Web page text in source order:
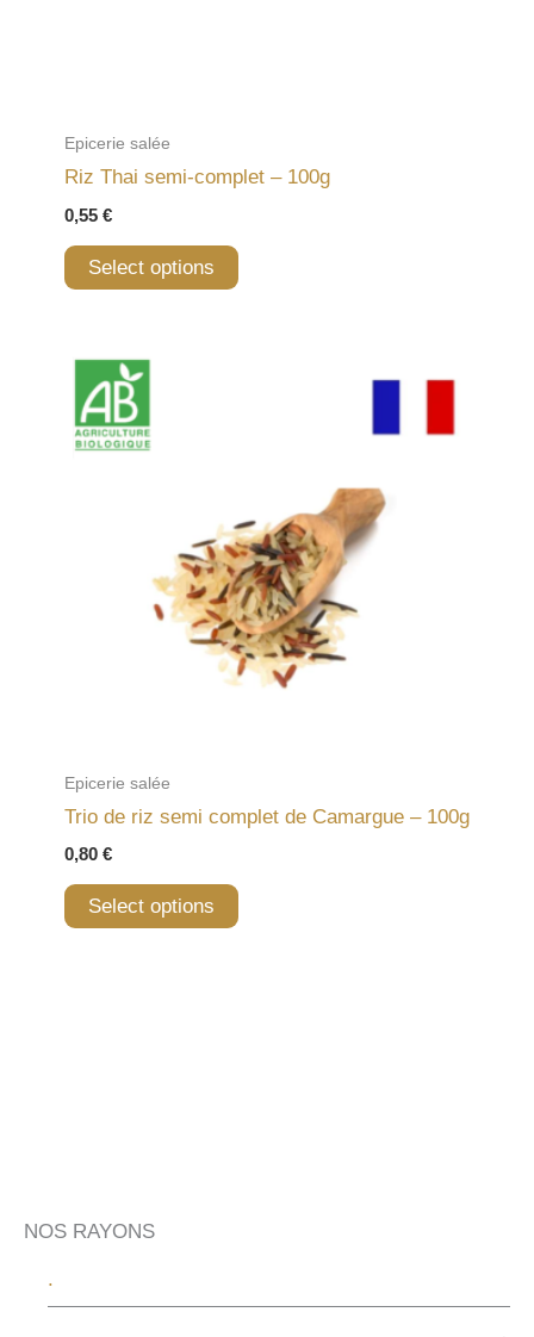
NOS RAYONS
.
Epicerie salée
Riz Thai semi-complet – 100g
0,55 €
Select options
Epicerie salée
Trio de riz semi complet de Camargue – 100g
0,80 €
Select options